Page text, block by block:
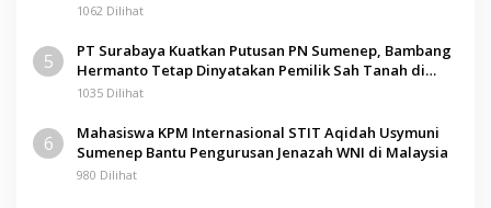
1062 Dilihat
5
PT Surabaya Kuatkan Putusan PN Sumenep, Bambang
Hermanto Tetap Dinyatakan Pemilik Sah Tanah di
Pamolokan
1035 Dilihat
6
Mahasiswa KPM Internasional STIT Aqidah Usymuni
Sumenep Bantu Pengurusan Jenazah WNI di Malaysia
980 Dilihat